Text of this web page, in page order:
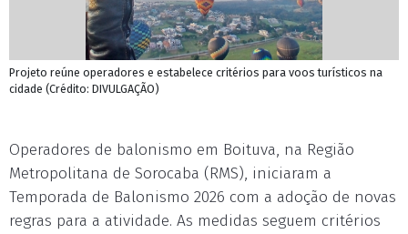
Projeto reúne operadores e estabelece critérios para voos turísticos na
cidade (Crédito: DIVULGAÇÃO)
Operadores de balonismo em Boituva, na Região
Metropolitana de Sorocaba (RMS), iniciaram a
Temporada de Balonismo 2026 com a adoção de novas
regras para a atividade. As medidas seguem critérios